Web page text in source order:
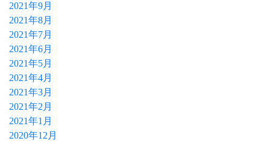
2021年9月
2021年8月
2021年7月
2021年6月
2021年5月
2021年4月
2021年3月
2021年2月
2021年1月
2020年12月